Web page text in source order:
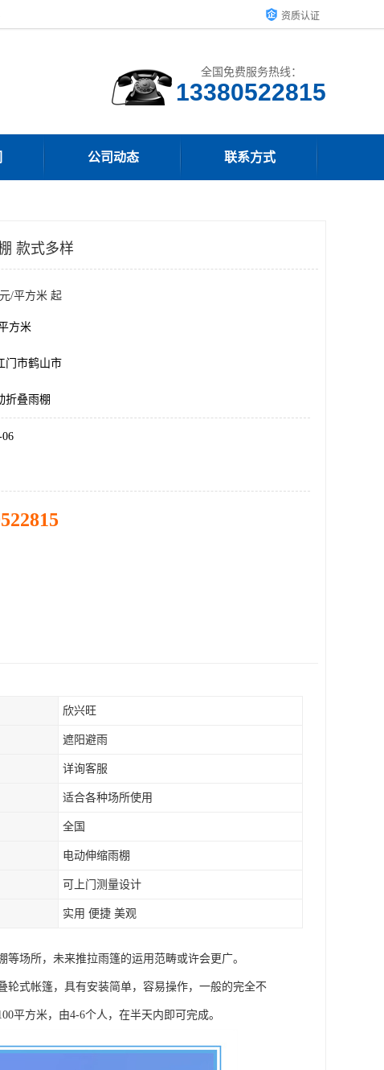
资质认证
全国免费服务热线：
13380522815
公司动态 联系方式
款式多样
元/平方米 起
方米
门市鹤山市
折叠雨棚
06
欣兴旺
遮阳避雨
详询客服
适合各种场所使用
全国
电动伸缩雨棚
可上门测量设计
实用 便捷 美观
场所，未来推拉雨篷的运用范畴或许会更广。
式帐篷，具有安装简单，容易操作，一般的完全不
平方米，由4-6个人，在半天内即可完成。